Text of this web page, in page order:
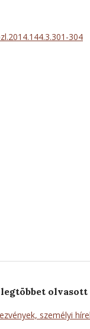
304
legtöbbet
személyi